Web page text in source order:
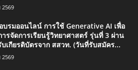
2569
รมออนไลน์ การใช้ Generative AI เพื่อ
รจัดการเรียนรู้วิทยาศาสตร์ รุ่นที่ 3 ผ่าน
เกียรติบัตรจาก สสวท. (วันที่รับสมัคร...
2569